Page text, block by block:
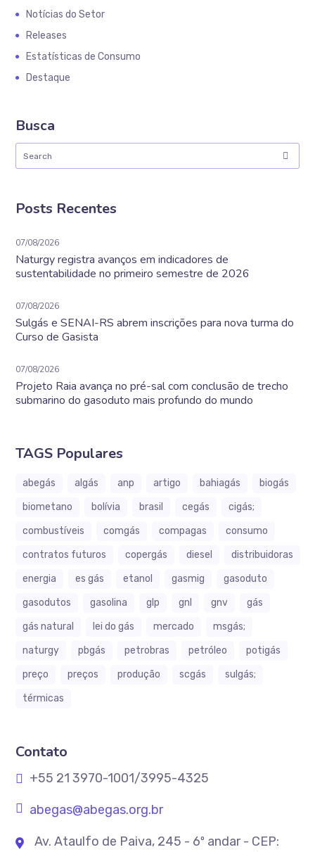
Notícias do Setor
Releases
Estatísticas de Consumo
Destaque
Busca
Posts Recentes
07/08/2026
Naturgy registra avanços em indicadores de
sustentabilidade no primeiro semestre de 2026
07/08/2026
Sulgás e SENAI-RS abrem inscrições para nova turma do
Curso de Gasista
07/08/2026
Projeto Raia avança no pré-sal com conclusão de trecho
submarino do gasoduto mais profundo do mundo
TAGS Populares
abegás algás anp artigo bahiagás
biogás
biometano
bolívia brasil cegás
cigás;
combustíveis
comgás compagas
consumo
contratos futuros
copergás diesel
distribuidoras
energia
es gás etanol gasmig
gasoduto
gasodutos
gasolina glp gnl gnv
gás
gás natural
lei do gás mercado
msgás;
naturgy
pbgás petrobras petróleo
potigás
preço
preços produção scgás
sulgás;
térmicas
Contato
+55 21 3970-1001/3995-4325
abegas@abegas.org.br
Av. Ataulfo de Paiva, 245 - 6º andar - CEP: